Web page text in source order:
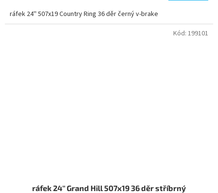
ráfek 24'' 507x19 Country Ring 36 děr černý v-brake
ráfek 24'' Grand Hill 507x19 36 děr stříbrný
Kód: 199101